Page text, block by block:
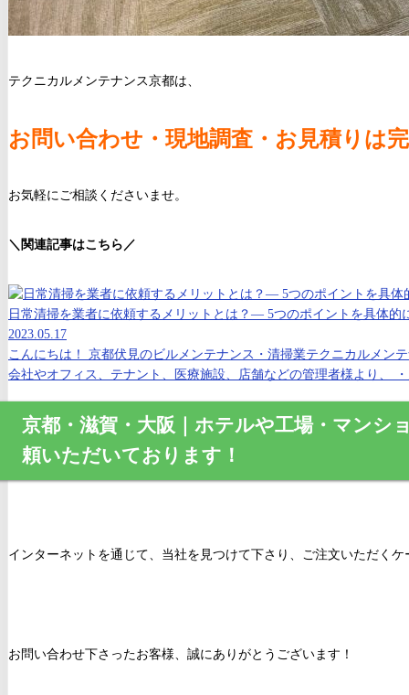
テクニカルメンテナンス京都は、
お問い合わせ・現地調査・お見積りは
お気軽にご相談くださいませ。
＼関連記事はこちら／
日常清掃を業者に依頼するメリットとは？― 5つのポイントを具体
2023.05.17
こんにちは！ 京都伏見のビルメンテナンス・清掃業テクニカルメン
会社やオフィス、テナント、医療施設、店舗などの管理者様より、
京都・滋賀・大阪｜ホテルや工場・マンシ
頼いただいております！
インターネットを通じて、当社を見つけて下さり、ご注文いただくケ
お問い合わせ下さったお客様、誠にありがとうございます！